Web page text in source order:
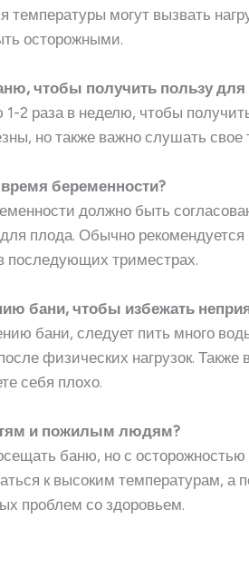
температуры могут вызвать
осторожными.
чтобы получить пользу для
2 раза в неделю, чтобы
но также важно слушать свое
беременности?
должно быть
плода. Обычно рекомендуется
последующих триместрах.
бани, чтобы избежать
бани, следует пить много
физических нагрузок. Также
себя плохо.
и пожилым людям?
баню, но с
к высоким температурам,
проблем со здоровьем.